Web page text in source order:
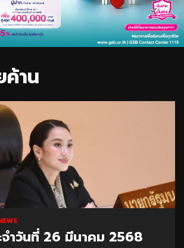
าน
จำวันที่ 26 มีนาคม 2568